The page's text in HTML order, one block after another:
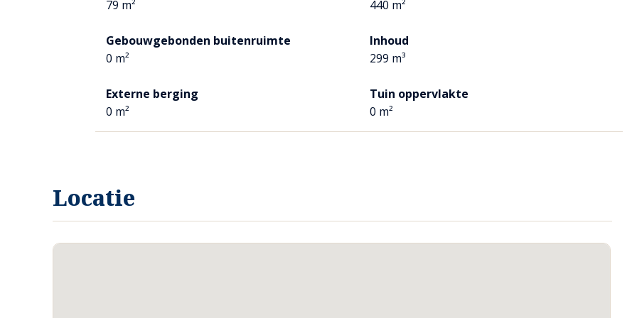
wandcloset aanwezig.
De wanden zijn geheel betegeld.
BERGING
Aan de buitenzijde is een vaste stenen berging aanwezig. Hier hangt de CV ketel en staat de wasmachine
Het onderhoud is minimaal, aangezien er kunstgras is aangelegd. De terrassen en het gazon zijn netjes
79 m²
Gebouwgebonden buitenruimte
0 m²
Externe berging
0 m²
440 m²
Inhoud
299 m³
Tuin oppervlakte
0 m²
Locatie